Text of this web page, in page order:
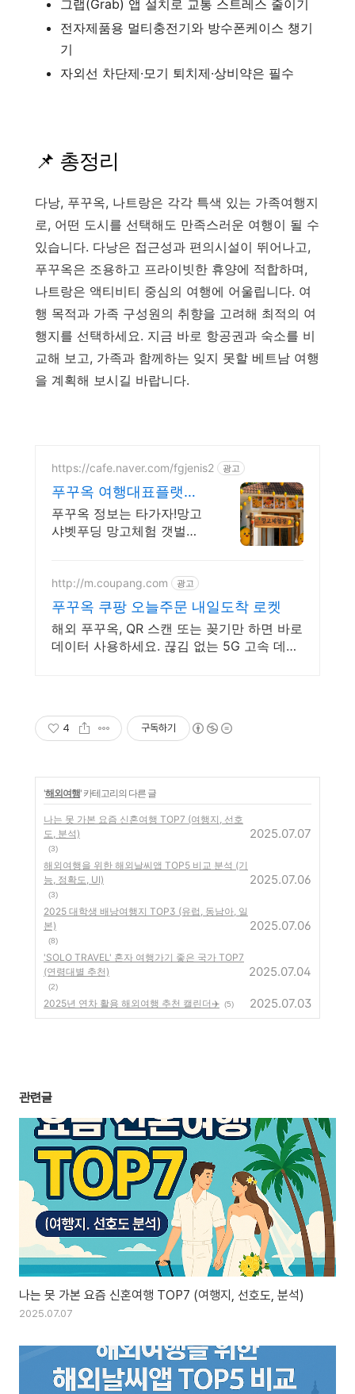
그랩(Grab) 앱 설치로 교통 스트레스 줄이기
전자제품용 멀티충전기와 방수폰케이스 챙기
기
자외선 차단제·모기 퇴치제·상비약은 필수
📌 총정리
다낭, 푸꾸옥, 나트랑은 각각 특색 있는 가족여행지
로, 어떤 도시를 선택해도 만족스러운 여행이 될 수
있습니다. 다낭은 접근성과 편의시설이 뛰어나고,
푸꾸옥은 조용하고 프라이빗한 휴양에 적합하며,
나트랑은 액티비티 중심의 여행에 어울립니다. 여
행 목적과 가족 구성원의 취향을 고려해 최적의 여
행지를 선택하세요. 지금 바로 항공권과 숙소를 비
교해 보고, 가족과 함께하는 잊지 못할 베트남 여행
을 계획해 보시길 바랍니다.
https://cafe.naver.com/fgjenis2 광고
푸꾸옥 여행대표플랫폼
타가자 망고무제한뷔페
망고푸딩만들기
푸꾸옥 정보는 타가자!망고
샤벳푸딩 망고체험 갯벌체
http://m.coupang.com 광고
푸꾸옥 쿠팡 오늘주문 내일도착 로켓
해외 푸꾸옥, QR 스캔 또는 꽂기만 하면 바로
데이터 사용하세요. 끊김 없는 5G 고속 데이
4 구독하기
'해외여행' 카테고리의 다른 글
나는 못 가본 요즘 신혼여행 TOP7 (여행지, 선호
도, 분석)
(3)
2025.07.07
해외여행을 위한 해외날씨앱 TOP5 비교 분석 (기
능, 정확도, UI)
(3)
2025.07.06
2025 대학생 배낭여행지 TOP3 (유럽, 동남아, 일
본)
(8)
2025.07.06
'SOLO TRAVEL' 혼자 여행가기 좋은 국가 TOP7
(연령대별 추천)
(2)
2025.07.04
2025년 연차 활용 해외여행 추천 캘린더✈️ (5) 2025.07.03
관련글
나는 못 가본 요즘 신혼여행 TOP7 (여행지, 선호도, 분석)
2025.07.07